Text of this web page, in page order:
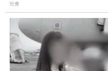
社會